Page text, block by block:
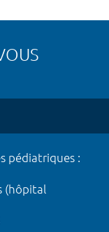
pédiatriques :
(hôpital